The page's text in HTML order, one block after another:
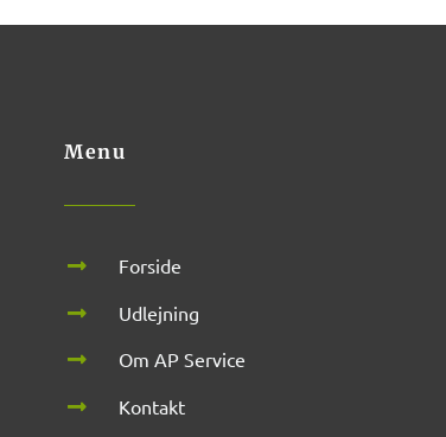
Menu
Forside
Udlejning
Om AP Service
Kontakt